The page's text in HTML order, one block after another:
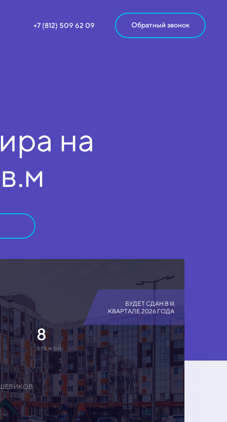
+7 (812) 509 62 09 Обратный звонок
на
БУДЕТ СДАН В III
КВАРТАЛЕ 2026 ГОДА
8
этажей